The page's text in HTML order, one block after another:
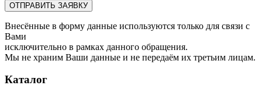
Внесённые в форму данные используются только для связи с
Вами
исключительно в рамках данного обращения.
Мы не храним Ваши данные и не передаём их третьим лицам.
Каталог